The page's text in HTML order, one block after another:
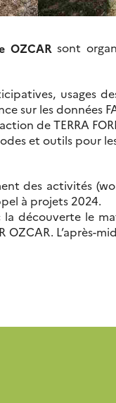
OZCAR sont
usages
sur les données
de TERRA
et outils pour
des activités
à projets 2024.
découverte le
L’après-